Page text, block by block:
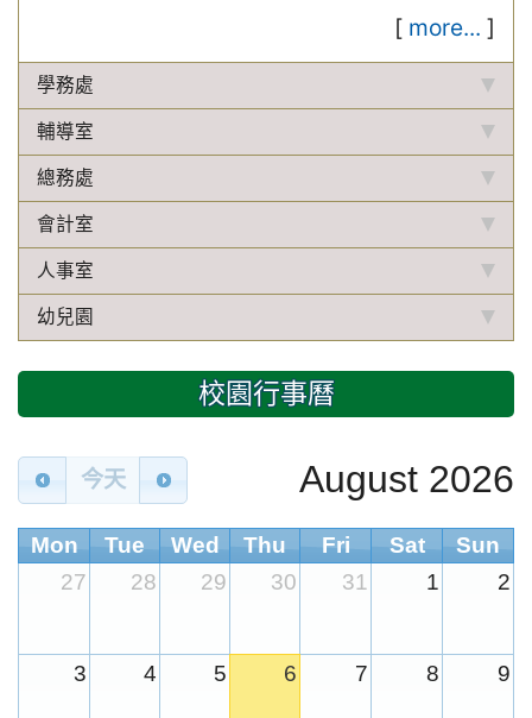
[ more... ]
學務處
輔導室
總務處
會計室
人事室
幼兒園
校園行事曆
今天 August 2026
Mon Tue Wed Thu Fri Sat
Sun
27
28 29 30 31 1 2
3 4 5 6 7 8 9